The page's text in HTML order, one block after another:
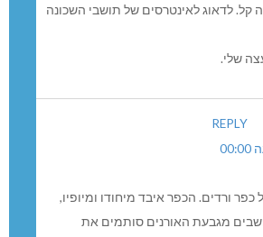
קל. לדאוג לאינטרסים של תושבי השכונה
שלי.
REPLY
כפר ורדים. הכפר איבד מיחודו ומיופיו,
מגבעת האורנים סותמים את